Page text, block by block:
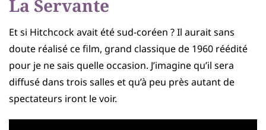
La Servante
Et si Hitchcock avait été sud-coréen ? Il aurait sans
doute réalisé ce film, grand classique de 1960 réédité
pour je ne sais quelle occasion. J’imagine qu’il sera
diffusé dans trois salles et qu’à peu près autant de
spectateurs iront le voir.